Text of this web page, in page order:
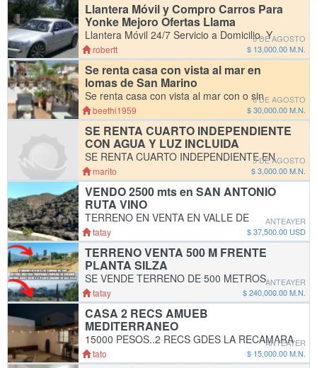
Llantera Móvil y Compro Carros Para
Yonke Mejoro Ofertas Llama
Llantera Móvil 24/7 Servicio a Domicilio. Y
compro carros para Yonke, pago de 7,000
pesos hasta 13,000 mil pesos si kieres te lo
pago en dolaress.. yo voy por ellos tu
marcame...
robertt
6 DE AGOSTO
$ 13,000.00 M.N.
Se renta casa con vista al mar en
lomas de San Marino
Se renta casa con vista al mar con o sin
muebles en lomas de San Marino #812 de tres
recamaras sala, cocina, comedor,sala de
televisión, 2 terrazas con vista a la bahía,
baño y
beethi1959
6 DE AGOSTO
$ 30,000.00 M.N.
SE RENTA CUARTO INDEPENDIENTE
CON AGUA Y LUZ INCLUIDA
SE RENTA CUARTO INDEPENDIENTE EN
LOS ENCINOS AMUEBLADO CON BAÑO
INTERIOR CON SERVICIOS INCLUIDOS
AGUA Y LUZ, CON CAMA, BOILER, ESTUFA,
REFRI, ALACENA, PUERTA DE SEGURIDAD
DE 1 A 2
marito
5 DE AGOSTO
$ 3,000.00 M.N.
VENDO 2500 mts en SAN ANTONIO
RUTA VINO
TERRENO EN VENTA EN VALLE DE
GUADALUPE SECCION SAN ANTONIO DE
LAS MINAS EN LOMA CON VISTA Y CON
FRENTE A CAMINO VECINAL, RUSTICO,
PROPIEDAD PRIVADA, EN SECCION Y
ACESO PRIVADO. SE
tatay
ANTEAYER
$ 37,500.00 USD
TERRENO VENTA 500 M FRENTE
PLANTA SILZA
SE VENDE TERRENO DE 500 METROS
PROPIEDAD PRIVADA, EN ESQUINA ,
RUSTICO DE 20 X 25, SUPERFICIE PLANA
EN 240 MIL PESOS MN LIBRES, EN
COLONIA BUENOS AIRES FRENTE A
PLANTA DE GAS SILZA
tatay
ANTEAYER
$ 240,000.00 M.N.
CASA 2 RECS AMUEB
MEDITERRANEO
15000 PESOS..2 RECS GDES LA RECAMARA
PRINCIPAL CON AIRE ACONDICIONADO Y
CAMA KING SIDE Y CLOSETS MUY
tato
ANTEAYER
$ 15,000.00 M.N.